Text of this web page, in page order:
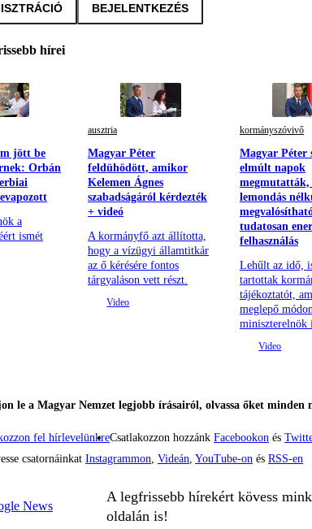
BEJELENTKEZÉS
hírei
jött be
Orbán
a
ismét
ausztria
Magyar Péter
feldühödött, amikor
Kelemen Ágnes
szabadságáról kérdezték
+ videó
A kormányfő azt állította,
hogy a vízügyi államtitkár
az ő kérésére fontos
tárgyaláson vett részt.
kormányszóvivő
Magyar Péter
elmúlt napok
megmutatták,
lemondás
tudatosan
felhasználás
Lehűlt az idő,
tartottak
tájékoztatót,
meglepő
miniszterelnök
le a Magyar Nemzet legjobb írásairól, olvassa őket minden
fel hírlevelünkreCsatlakozzon hozzánk Facebookon és
csatornáinkat Instagrammon Videán YouTube-on és RSS-en
A legfrissebb hírekért kövess
oldalán is!